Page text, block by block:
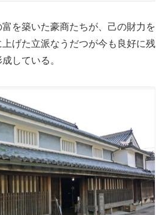
を築いた豪商たちが、己の財力を
げた立派なうだつが今も良好に残
している。